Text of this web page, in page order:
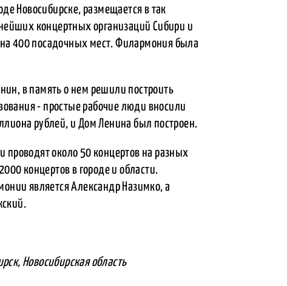
Новосибирске, размещается в так
концертных организаций Сибири и
на 400 посадочных мест. Филармония была
в память о нем решили построить
- простые рабочие люди вносили
рублей, и Дом Ленина был построен.
около 50 концертов на разных
концертов в городе и области.
является Александр Назимко, а
Новосибирская область